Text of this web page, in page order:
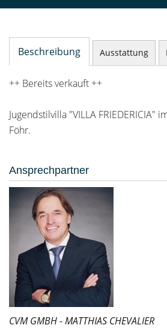
Beschreibung Ausstattung
++ Bereits verkauft ++
Jugendstilvilla "VILLA FRIEDERICIA"
Föhr.
Ansprechpartner
CVM GMBH - MATTHIAS CHEVALIER